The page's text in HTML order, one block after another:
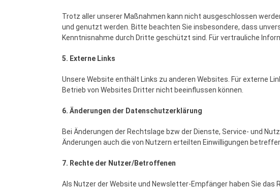
Trotz aller unserer Maßnahmen kann nicht ausgeschlossen
und genutzt werden. Bitte beachten Sie insbesondere, dass
Kenntnisnahme durch Dritte geschützt sind. Für vertrauliche
5. Externe Links
Unsere Website enthält Links zu anderen Websites. Für externe
Betrieb von Websites Dritter nicht beeinflussen können.
6. Änderungen der Datenschutzerklärung
Bei Änderungen der Rechtslage bzw der Dienste, Service- und
Änderungen auch die von Nutzern erteilten Einwilligungen
7. Rechte der Nutzer/Betroffenen
Als Nutzer der Website und Newsletter-Empfänger haben Sie